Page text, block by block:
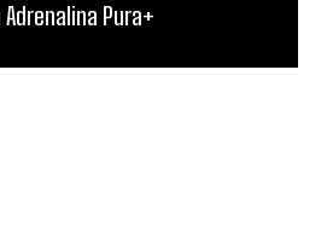
Adrenalina Pura+